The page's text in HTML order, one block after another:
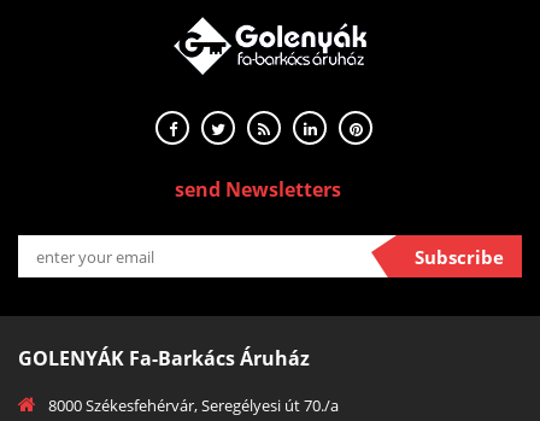
send Newsletters
Subscribe
GOLENYÁK Fa-Barkács Áruház
8000 Székesfehérvár, Seregélyesi út 70./a